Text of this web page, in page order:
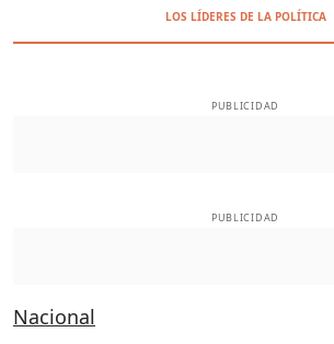
LOS LÍDERES DE LA POLÍTICA
PUBLICIDAD
PUBLICIDAD
Nacional